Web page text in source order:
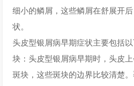
细小的鳞屑，这些鳞屑在舒展开
状。
头皮型银屑病早期症状主要包括
块：头皮型银屑病早期时，头皮
斑块，这些斑块的边界比较清楚。